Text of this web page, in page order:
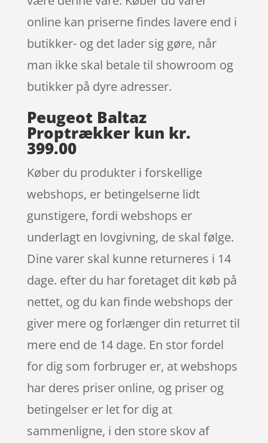
online kan priserne findes lavere end i
butikker- og det lader sig gøre, når
man ikke skal betale til showroom og
butikker på dyre adresser.
Peugeot Baltaz
Proptrækker kun kr.
399.00
Køber du produkter i forskellige
webshops, er betingelserne lidt
gunstigere, fordi webshops er
underlagt en lovgivning, de skal følge.
Dine varer skal kunne returneres i 14
dage. efter du har foretaget dit køb på
nettet, og du kan finde webshops der
giver mere og forlænger din returret til
mere end de 14 dage. En stor fordel
for dig som forbruger er, at webshops
har deres priser online, og priser og
betingelser er let for dig at
sammenligne, i den store skov af